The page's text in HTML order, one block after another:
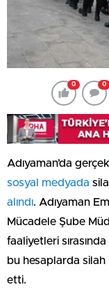
0 0
Adıyaman’da
sosyal medyada
alındı. Adıyaman
Mücadele Şube
faaliyetleri
bu hesaplarda silah
etti.